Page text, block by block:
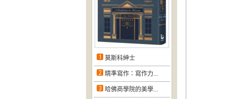
莫斯科紳士
精準寫作：寫作力...
哈佛商學院的美學...